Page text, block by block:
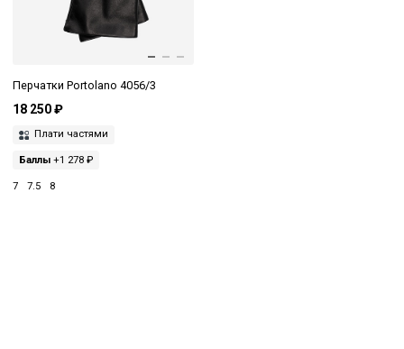
Перчатки Portolano 4056/3
18 250 ₽
Плати частями
Баллы +1 278 ₽
7 7.5 8